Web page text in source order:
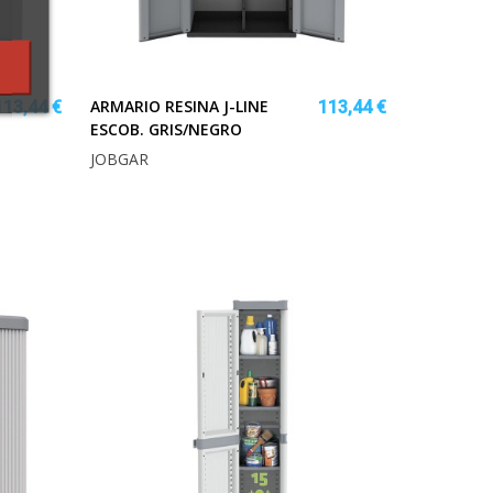
113,44 €
ARMARIO RESINA J-LINE
ESCOB. GRIS/NEGRO
113,44 €
JOBGAR